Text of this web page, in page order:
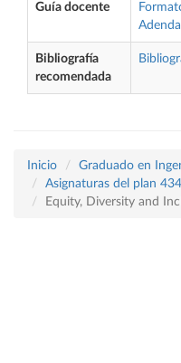
Guía docente
Bibliografía
recomendada
Inicio
Graduado en
Asignaturas del plan 434
Equity, Diversity and